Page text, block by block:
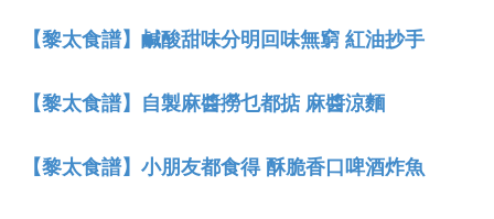
【黎太食譜】鹹酸甜味分明回味無窮 紅油抄手
【黎太食譜】自製麻醬撈乜都掂 麻醬涼麵
【黎太食譜】小朋友都食得 酥脆香口啤酒炸魚